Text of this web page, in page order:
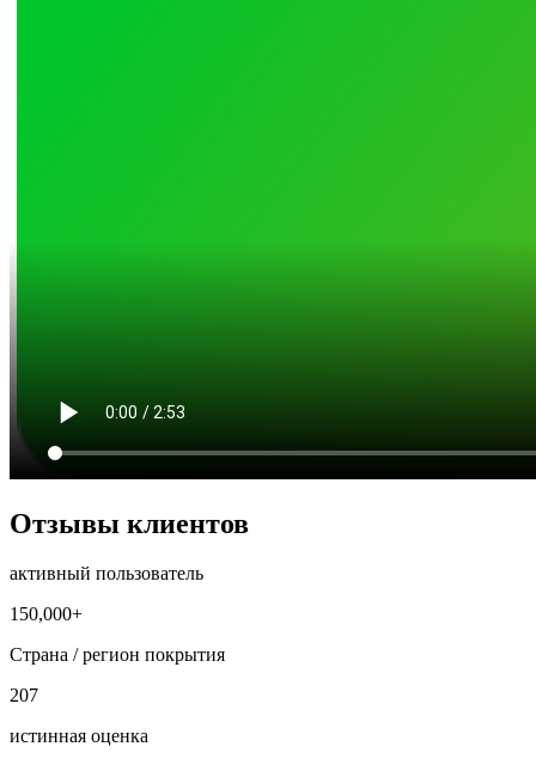
Отзывы клиентов
активный пользователь
150,000+
Страна / регион покрытия
207
истинная оценка